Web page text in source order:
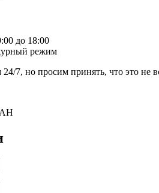
до 18:00
режим
24/7, но просим принять, что это